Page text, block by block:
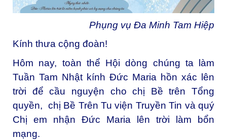
Phụng vụ Đa Minh Tam Hiệp
Kính thưa cộng đoàn!
Hôm nay, toàn thể Hội dòng chúng ta làm
Tuần Tam Nhật kính Đức Maria hồn xác lên
trời để cầu nguyện cho chị Bề trên Tổng
quyền, chị Bề Trên Tu viện Truyền Tin và quý
Chị em nhận Đức Maria lên trời làm bổn
mạng.